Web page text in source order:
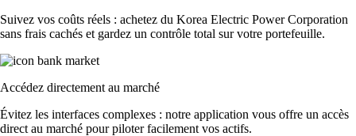
Suivez vos coûts réels : achetez du Korea Electric Power Corporation
sans frais cachés et gardez un contrôle total sur votre portefeuille.
Accédez directement au marché
Évitez les interfaces complexes : notre application vous offre un accès
direct au marché pour piloter facilement vos actifs.